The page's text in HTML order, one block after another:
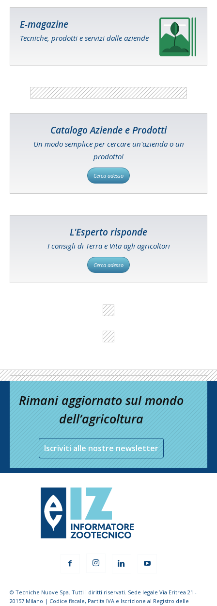
E-magazine
Tecniche, prodotti e servizi dalle aziende
Catalogo Aziende e Prodotti
Un modo semplice per cercare un'azienda o un
prodotto!
Cerca adesso
L'Esperto risponde
I consigli di Terra e Vita agli agricoltori
Cerca adesso
Rimani aggiornato sul mondo
dell’agricoltura
Iscriviti alle nostre newsletter
© Tecniche Nuove Spa. Tutti i diritti riservati. Sede legale Via Eritrea 21 -
20157 Milano | Codice fiscale, Partita IVA e Iscrizione al Registro delle